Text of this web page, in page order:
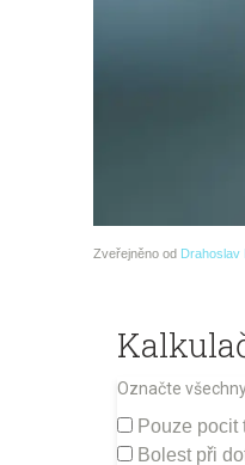
Zveřejněno od Drahoslav
Označte
Pouze pocit
Bolest při